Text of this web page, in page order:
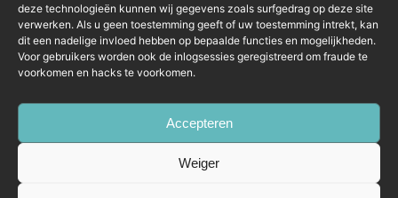
deze technologieën kunnen wij gegevens zoals surfgedrag op deze site
verwerken. Als u geen toestemming geeft of uw toestemming intrekt, kan
dit een nadelige invloed hebben op bepaalde functies en mogelijkheden.
Voor gebruikers worden ook de inlogsessies geregistreerd om fraude te
voorkomen en hacks te voorkomen.
Accepteren
Weiger
Neem contact op voor een vrijblijvend
gesprek.
E-mail ons Terug naar product →